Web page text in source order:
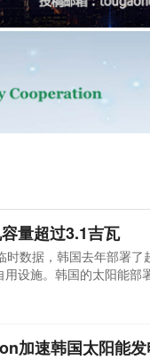
量超过3.1吉瓦
数据，韩国去年部署
设施。韩国的太阳能
数据，2023年韩国在
发自用装机量。初步结
加速韩国太阳能发